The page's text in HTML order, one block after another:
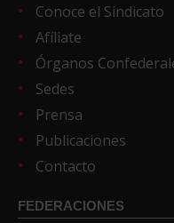
Conoce el Sindicato
Afíliate
Órganos
Sedes
Prensa
Publicaciones
Contacto
FEDERACIONES